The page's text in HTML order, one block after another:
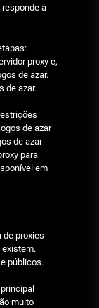
à
proxy e,
de azar.
de azar.
de azar
de azar
para
em
proxies
existem.
públicos.
muito